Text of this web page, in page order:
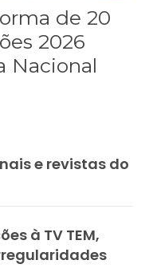
de 20
2026
Nacional
e revistas do
à TV TEM,